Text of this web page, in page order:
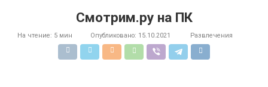
Смотрим.ру на ПК
На чтение: 5 мин Опубликовано: 15.10.2021 Развлечения